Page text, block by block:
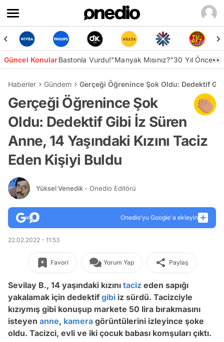
Güncel KonularBastonla Vurdu!"Manyak Mısınız?"30 Yıl Önce👀
Haberler Gündem Gerçeği Öğrenince Şok Oldu: Dedektif
Gerçeği Öğrenince Şok
Oldu: Dedektif Gibi İz Süren
Anne, 14 Yaşındaki Kızını Taciz
Eden Kişiyi Buldu
Yüksel Venedik - Onedio Editörü
Onedio’yu Google'a ekleyin
22.02.2022 - 11:53
Favori Yorum Yap Paylaş
Sevilay B., 14 yaşındaki kızını taciz eden sapığı
yakalamak için dedektif gibi iz sürdü. Tacizciyle
kızıymış gibi konuşup markete 50 lira bırakmasını
isteyen anne, kamera görüntülerini izleyince şoke
oldu. Tacizci, evli ve iki çocuk babası komşuları çıktı.